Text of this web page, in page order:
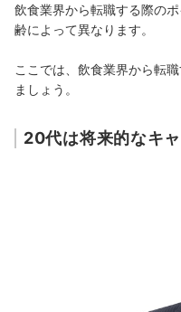
飲食業界から転職する際の
齢によって異なります。
ここでは、飲食業界から転
ましょう。
20代は将来的なキ